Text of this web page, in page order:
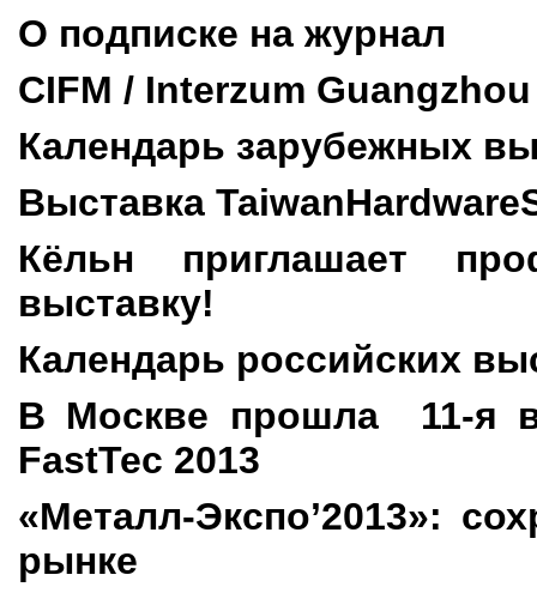
О подписке на журнал
CIFM / Interzum
Календарь зарубежных
Выставка TaiwanHardware
Кёльн приглашает
выставку!
Календарь российских
В Москве прошла 11-я
FastTec 2013
«Металл-Экспо’2013»:
рынке